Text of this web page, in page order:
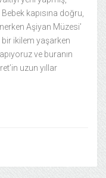
kapısına doğru,
Aşiyan Müzesi’
ikilem yaşarken
ve buranın
uzun yıllar